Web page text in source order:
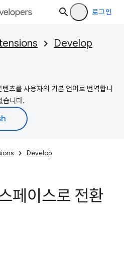
로그인
Develop
츠를 사용자의 기본 언어로 번역합니
습니다.
Develop
페이스로 전환